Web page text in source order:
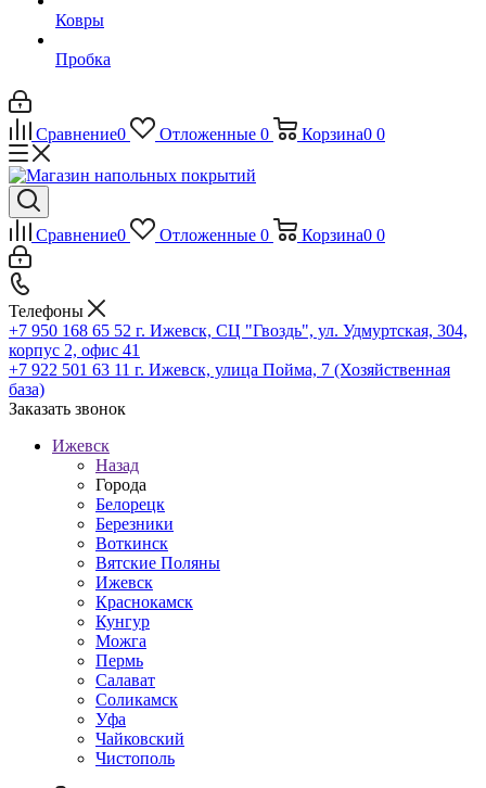
Ковры
Пробка
Сравнение0 Отложенные 0 Корзина0 0
Сравнение0 Отложенные 0 Корзина0 0
Телефоны
+7 950 168 65 52 г. Ижевск, СЦ "Гвоздь", ул. Удмуртская, 304,
корпус 2, офис 41
+7 922 501 63 11 г. Ижевск, улица Пойма, 7 (Хозяйственная
база)
Заказать звонок
Ижевск
Назад
Города
Белорецк
Березники
Воткинск
Вятские Поляны
Ижевск
Краснокамск
Кунгур
Можга
Пермь
Салават
Соликамск
Уфа
Чайковский
Чистополь